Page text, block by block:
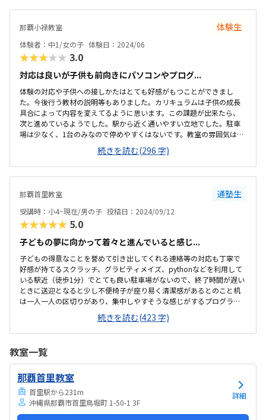
那覇小禄教室 体験生
体験者：中1/女の子 体験日：2024/06
★★★★★ 3.0
対応は良いが子供も前向きにパソコンやプログ...
体験の対応や子供への接しかたはとても好感がもつことができまし
た。今後行う教材の説明等もありました。カリキュラムは子供の成長
具合によって内容を変えてるように思います。この課題が出来たら、
次と進めているようでした。駅から近く通いやすい立地でした。駐車
場は少なく、1台のみなので停めやすくはないです。教室の雰囲気は設
備も含めて整っており、清潔でとても良かったです。ちょっと頭を使
って遊ぶボードゲーム？なども置いてました。料金に対して少し授業
が物足りなく感じてしまう時があった。授業を通して自宅でも出来る
ことを教えていただけるので、やる気があれば伸びると思います。
続きを読む(296 字)
那覇首里教室 通塾生
受講時：小4~現在/男の子 投稿日：2024/09/12
★★★★★ 5.0
子どもの夢に向かって着々と進んでいると感じ...
子どもの得意なことを誉めて引き出してくれる連絡等の対応も丁寧で
好感が持てるスクラッチ、グラビティメイズ、pythonなどを利用して
いる駅近（徒歩1分）でとても良い駐車場がないので、終了時間が遅い
ときに送迎となると少し不便椅子が座り易く清潔感があるとのこと机
は一人一人の区切りがあり、集中しやすそうな感じがするプログラミ
ング教室は軒並み高い印象があり、こちらも同じく高い料金体系がが
サイト等に詳しく記載されているといいと思うLINEで当月の予定が分
かりやすく表示されるので良いLINE等での質問に対する回答が丁寧で
いる子どもが、夏休みの宿題の一部にプログラミングで作ったゲーム
を提出したいとの要望に、色々サポートしてくれた今のところは特に
ないが、料金体系の明確化が課題かと思うきょうだいで通っているの
で、きょうだい割など月謝の割引シス...
続きを読む(423 字)
教室一覧
那覇首里教室
首里駅から231m
沖縄県那覇市首里鳥堀町 1-50-1 3F
詳細